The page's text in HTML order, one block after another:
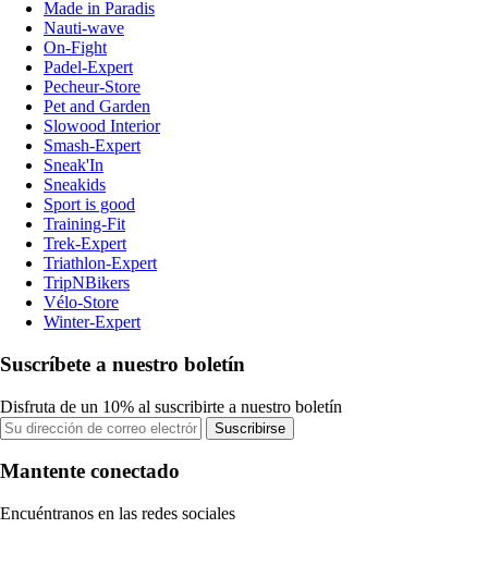
Made in Paradis
Nauti-wave
On-Fight
Padel-Expert
Pecheur-Store
Pet and Garden
Slowood Interior
Smash-Expert
Sneak'In
Sneakids
Sport is good
Training-Fit
Trek-Expert
Triathlon-Expert
TripNBikers
Vélo-Store
Winter-Expert
Suscríbete a nuestro boletín
Disfruta de un 10% al suscribirte a nuestro boletín
Suscribirse
Mantente conectado
Encuéntranos en las redes sociales